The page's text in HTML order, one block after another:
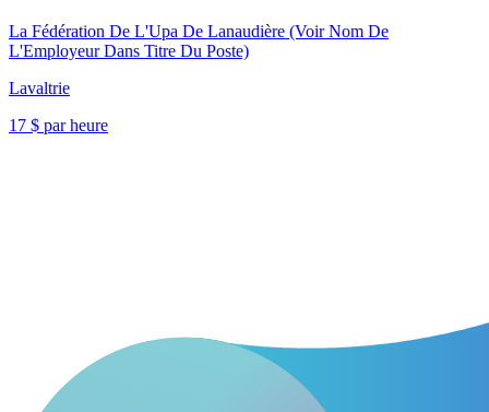
La Fédération De L'Upa De Lanaudière (Voir Nom De
L'Employeur Dans Titre Du Poste)
Lavaltrie
17 $ par heure